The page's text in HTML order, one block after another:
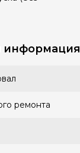
информация
ремонта